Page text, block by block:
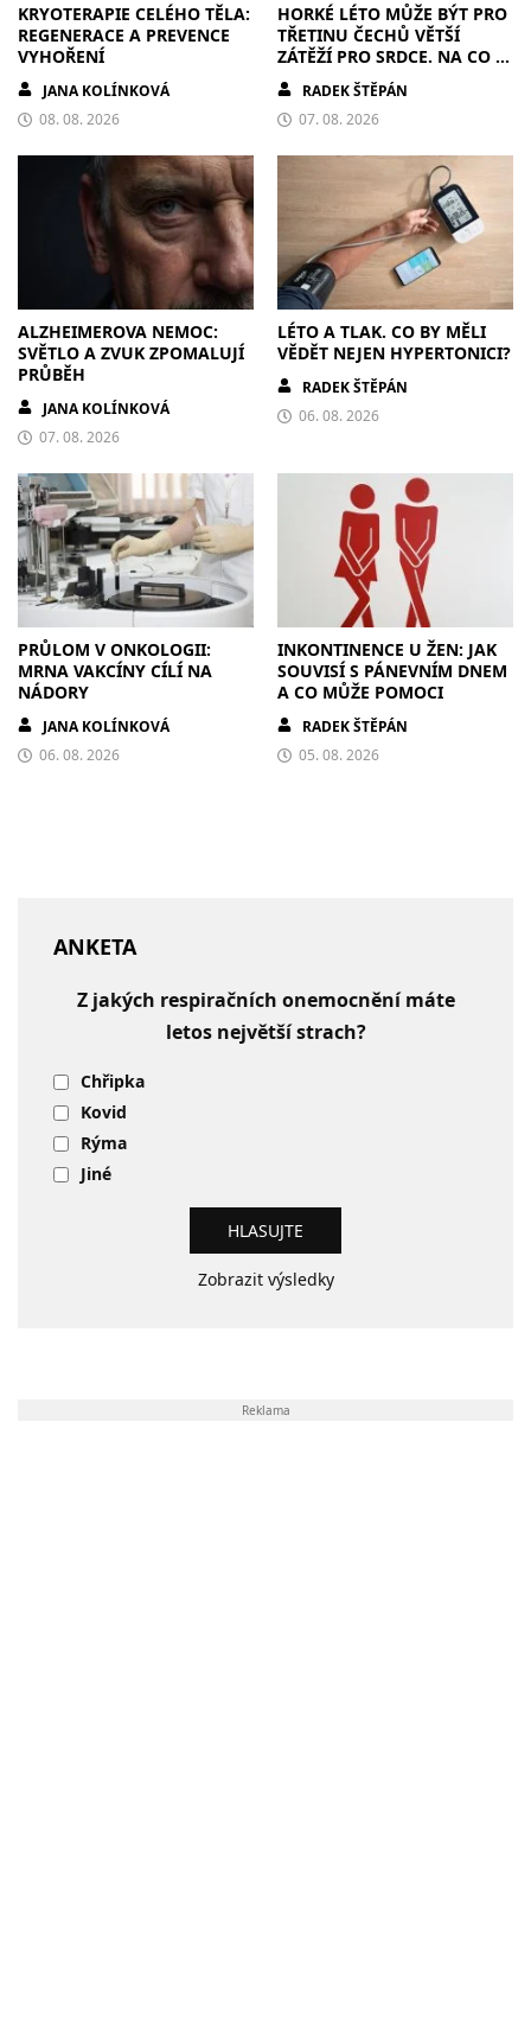
KRYOTERAPIE CELÉHO TĚLA:
REGENERACE A PREVENCE
VYHOŘENÍ
JANA KOLÍNKOVÁ
08. 08. 2026
HORKÉ LÉTO MŮŽE BÝT PRO
TŘETINU ČECHŮ VĚTŠÍ
ZÁTĚŽÍ PRO SRDCE. NA CO SI
DÁT POZOR?
RADEK ŠTĚPÁN
07. 08. 2026
ALZHEIMEROVA NEMOC:
SVĚTLO A ZVUK ZPOMALUJÍ
PRŮBĚH
JANA KOLÍNKOVÁ
07. 08. 2026
LÉTO A TLAK. CO BY MĚLI
VĚDĚT NEJEN HYPERTONICI?
RADEK ŠTĚPÁN
06. 08. 2026
PRŮLOM V ONKOLOGII:
MRNA VAKCÍNY CÍLÍ NA
NÁDORY
JANA KOLÍNKOVÁ
06. 08. 2026
INKONTINENCE U ŽEN: JAK
SOUVISÍ S PÁNEVNÍM DNEM
A CO MŮŽE POMOCI
RADEK ŠTĚPÁN
05. 08. 2026
ANKETA
Z jakých respiračních onemocnění máte
letos největší strach?
Chřipka
Kovid
Rýma
Jiné
Zobrazit výsledky
Reklama